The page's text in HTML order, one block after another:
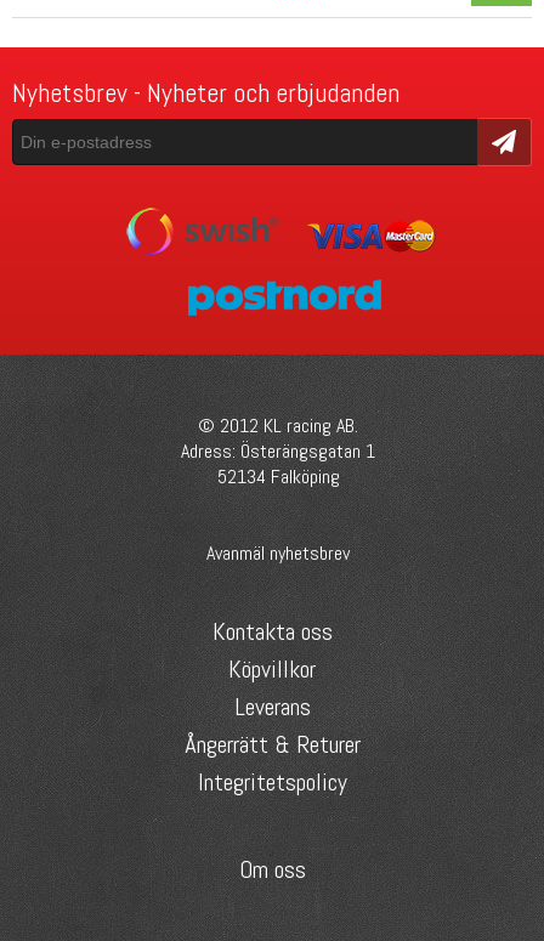
Nyhetsbrev - Nyheter och erbjudanden
Skicka
© 2012 KL racing AB.
Adress: Österängsgatan 1
52134 Falköping
Avanmäl nyhetsbrev
Kontakta oss
Köpvillkor
Leverans
Ångerrätt & Returer
Integritetspolicy
Om oss